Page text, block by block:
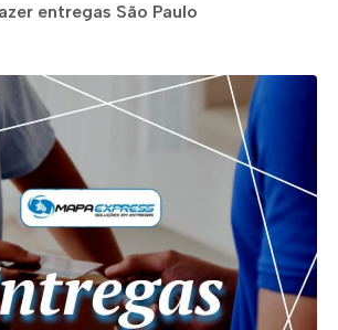
entregas São Paulo